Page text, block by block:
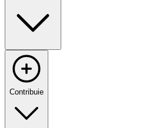
Contribuie